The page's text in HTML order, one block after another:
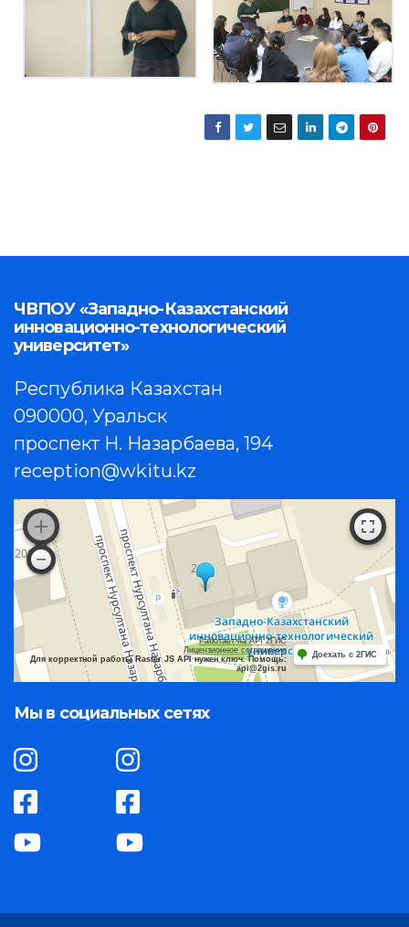
ЧВПОУ «Западно-Казахстанский
инновационно-технологический
университет»
Республика Казахстан
090000, Уральск
проспект Н. Назарбаева, 194
reception@wkitu.kz
Работает на API 2ГИС
Лицензионное соглашение
Для корректной работы Raster JS API нужен ключ. Помощь:
api@2gis.ru
Доехать с 2ГИС
Мы в социальных сетях